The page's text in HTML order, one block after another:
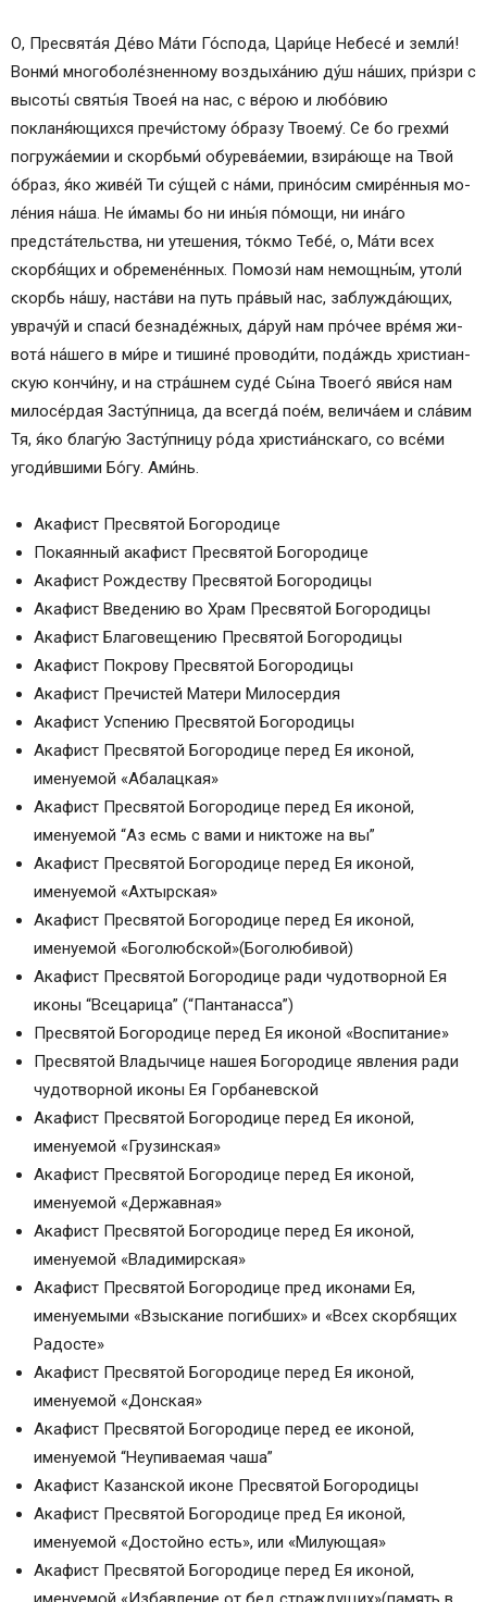
О, Пре­свя­та́я Де́­во Ма́­ти Го́с­по­да, Ца­ри́­це Не­бе­се́ и зем­ли́!
Вонми́ многоболе́зненному воздыха́нию ду́­ш на́ших, при́­зри с
вы­со­ты́ свя­ты́я Твоея́ на нас, с ве́­рою и лю­бо́­вию
покланя́ющихся пре­чи́с­то­му о́б­ра­зу Тво­ему́. Се бо грех­ми́
погружа́емии и скорбьми́ обурева́емии, взира́юще на Твой
о́б­раз, я́ко живе́й Ти су́­щей с на́­ми, при­но́­сим смире́нныя мо­
ле́­ния на́­ша. Не и́ма­мы бо ни ины́я по́­мо­щи, ни ина́го
предста́тельства, ни уте­ше­ния, то́кмо Те­бе́, о, Ма́­ти всех
скор­бя́­щих и об­ре­ме­не́н­ных. Помози́ нам не­мощ­ны́м, утоли́
скорбь на́­шу, наста́ви на путь пра́вый нас, заблужда́ющих,
уврачу́й и спа­си́ безнаде́жных, да́­руй нам про́чее вре́­мя жи­
во­та́ на́­ше­го в ми́­ре и тишине́ проводи́ти, по­да́ждь хри­сти­ан­
скую кон­чи́­ну, и на стра́шнем су­де́ Сы́­на Тво­его́ яви́­ся нам
ми­ло­се́р­дая За­сту́п­ни­ца, да всег­да́ по­е́м, ве­ли­ча́­ем и сла́­вим
Тя, я́ко благу́ю За­сту́п­ни­цу ро́­да хри­сти­а́н­ска­го, со все́­ми
угоди́вшими Бо́­гу. Ами́нь.
Акафист Пресвятой Богородице
Покаянный акафист Пресвятой Богородице
Акафист Рождеству Пресвятой Богородицы
Акафист Введению во Храм Пресвятой Богородицы
Акафист Благовещению Пресвятой Богородицы
Акафист Покрову Пресвятой Богородицы
Акафист Пречистей Матери Милосердия
Акафист Успению Пресвятой Богородицы
Акафист Пресвятой Богородице перед Ея иконой,
именуемой «Абалацкая»
Акафист Пресвятой Богородице перед Ея иконой,
именуемой “Аз есмь с вами и никтоже на вы”
Акафист Пресвятой Богородице перед Ея иконой,
именуемой «Ахтырская»
Акафист Пресвятой Богородице перед Ея иконой,
именуемой «Боголюбской»(Боголюбивой)
Акафист Пресвятой Богородице ради чудотворной Ея
иконы “Всецарица” (“Пантанасса”)
Пресвятой Богородице перед Ея иконой «Воспитание»
Пресвятой Владычице нашея Богородице явления ради
чудотворной иконы Ея Горбаневской
Акафист Пресвятой Богородице перед Ея иконой,
именуемой «Грузинская»
Акафист Пресвятой Богородице перед Ея иконой,
именуемой «Державная»
Акафист Пресвятой Богородице перед Ея иконой,
именуемой «Владимирская»
Акафист Пресвятой Богородице пред иконами Ея,
именуемыми «Взыскание погибших» и «Всех скорбящих
Радосте»
Акафист Пресвятой Богородице перед Ея иконой,
именуемой «Донская»
Акафист Пресвятой Богородице перед ее иконой,
именуемой “Неупиваемая чаша”
Акафист Казанской иконе Пресвятой Богородицы
Акафист Пресвятой Богородице пред Ея иконой,
именуемой «Достойно есть», или «Милующая»
Акафист Пресвятой Богородице перед Ея иконой,